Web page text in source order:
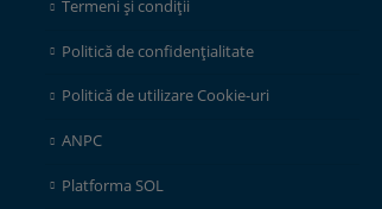
Termeni și condiții
Politică de confidențialitate
Politică de utilizare Cookie-uri
ANPC
Platforma SOL